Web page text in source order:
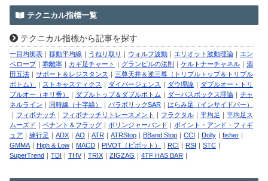
テクニカル指標一覧
テクニカル指標から記事を探す
一目均衡表 移動平均線 うねり取り ウォルフ波動 エリオット波動理論
エン
ベロープ｜ 乖離率 カギ足チャート グランビルの法則 ケルトナーチャネル
酒
田五法
サポート＆レジスタンス
三尊天井＆逆三尊（トリプルトップ＆トリプル
ボトム）
ストキャスティクス ダイバージェンス ダウ理論
ダブルオー・トリ
プルオー（キリ番）
ダブルトップ＆ダブルボトム ダーバスボックス理論
チャ
ネルライン
同時線（十字線） パラボリックSAR
はらみ足（インサイドバー）
フィボナッチ フィボナッチリトレースメント フラクタル 平均足
平均足ス
ムーズド
ペナント＆フラッグ ボリンジャーバンド
ポイント・アンド・フィギ
ュア
練行足 ADX AO ATR ATRStop BBand Stop CCI Dolly fisher
GMMA
High & Low MACD PIVOT（ピボット） RCI RSI STC
SuperTrend
TDI THV｜ TRIX ZIGZAG 4TF HAS BAR